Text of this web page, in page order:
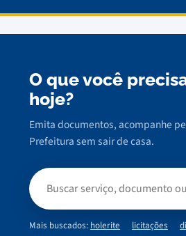
O que você
hoje?
Emita documentos, acompanhe
Prefeitura sem sair de casa.
Buscar serviço, documento ou
Mais buscados: holerite licitações